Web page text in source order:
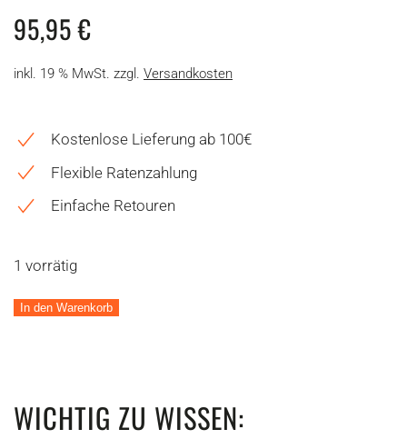
95,95€
inkl. 19 % MwSt. zzgl. Versandkosten
Kostenlose Lieferung ab 100€
Flexible Ratenzahlung
Einfache Retouren
1 vorrätig
Bremsscheibe
XTR
In den Warenkorb
WICHTIG ZU WISSEN: